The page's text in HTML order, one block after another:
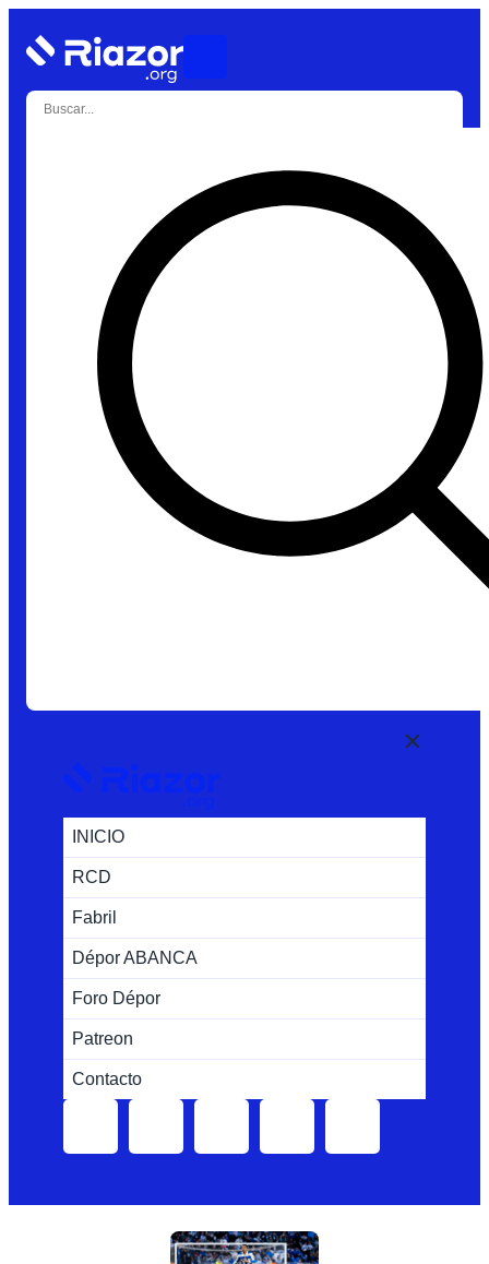
INICIO
RCD
Fabril
Dépor ABANCA
Foro Dépor
Patreon
Contacto